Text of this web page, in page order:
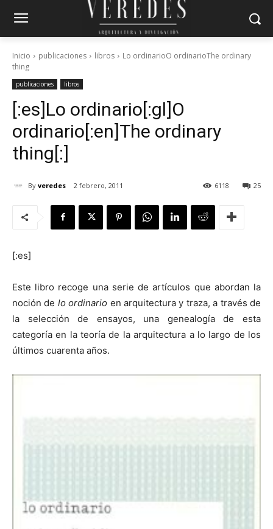
Inicio publicaciones libros
Lo ordinarioO ordinarioThe ordinary
thing
publicaciones libros
[:es]Lo ordinario[:gl]O
ordinario[:en]The ordinary
thing[:]
By veredes 2 febrero, 2011 25
6118
[:es]
Este libro recoge una serie de artículos que abordan la
noción de lo ordinario en arquitectura y traza, a través de
la selección de ensayos, una genealogía de esta
categoría en la teoría de la arquitectura a lo largo de los
últimos cuarenta años.